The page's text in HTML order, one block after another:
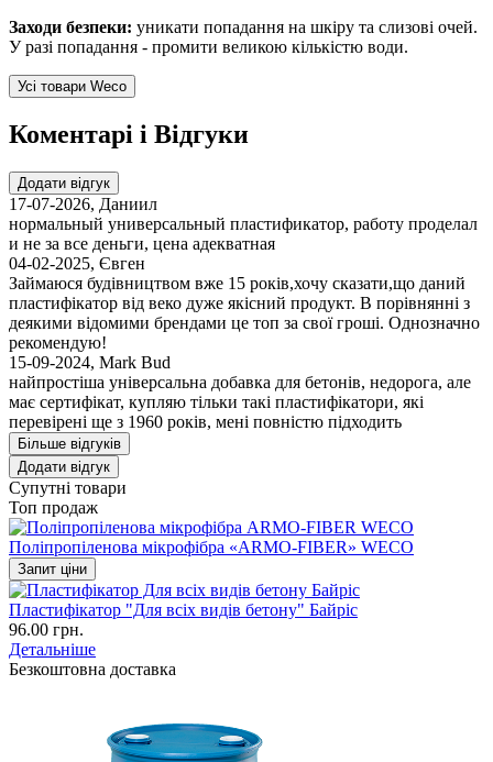
Заходи безпеки: уникати попадання на шкіру та слизові очей.
У разі попадання - промити великою кількістю води.
Усі товари Weco
Коментарі і Відгуки
Додати відгук
17-07-2026, Даниил
нормальный универсальный пластификатор, работу проделал
и не за все деньги, цена адекватная
04-02-2025, Євген
Займаюся будівництвом вже 15 років,хочу сказати,що даний
пластифікатор від веко дуже якісний продукт. В порівнянні з
деякими відомими брендами це топ за свої гроші. Однозначно
рекомендую!
15-09-2024, Mark Bud
найпростіша універсальна добавка для бетонів, недорога, але
має сертифікат, купляю тільки такі пластифікатори, які
перевірені ще з 1960 років, мені повністю підходить
Більше відгуків
Додати відгук
Супутні товари
Топ продаж
Поліпропіленова мікрофібра «ARMO-FIBER» WECO
Запит ціни
Пластифікатор "Для всіх видів бетону" Байріс
96.00 грн.
Детальніше
Безкоштовна доставка